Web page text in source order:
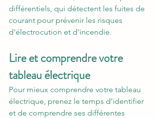
différentiels, qui détectent les fuites de
courant pour prévenir les risques
d'électrocution et d'incendie.
Lire et comprendre votre
tableau électrique
Pour mieux comprendre votre tableau
électrique, prenez le temps d'identifier
et de comprendre ses différentes